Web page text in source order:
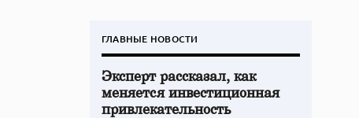
ГЛАВНЫЕ НОВОСТИ
Эксперт рассказал, как
меняется инвестиционная
привлекательность